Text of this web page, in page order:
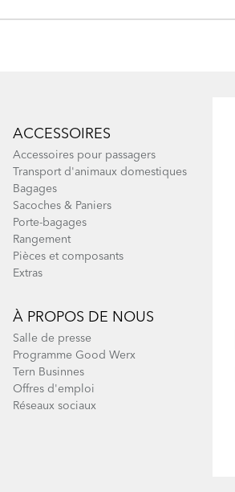
ACCESSOIRES
Accessoires pour passagers
Transport d'animaux domestiques
Bagages
Sacoches & Paniers
Porte-bagages
Rangement
Pièces et composants
Extras
À PROPOS DE NOUS
Salle de presse
Programme Good Werx
Tern Businnes
Offres d'emploi
Réseaux sociaux